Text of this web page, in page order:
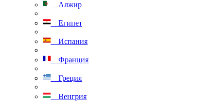
Алжир
Египет
Испания
Франция
Греция
Венгрия